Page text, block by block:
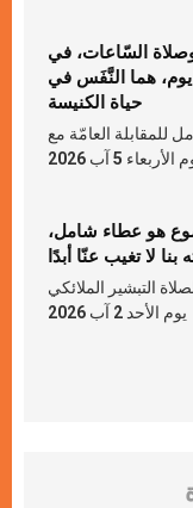
وصلاة السّاعات، في
هما النَّفَس في
حياة الكنيسة
للمقابلة العامّة مع
5 آب 2026
هو عطاء شامل،
بنا لا تغيب عنّا أبدًا
التبشير الملائكي
يوم الأحد 2 آب 2026